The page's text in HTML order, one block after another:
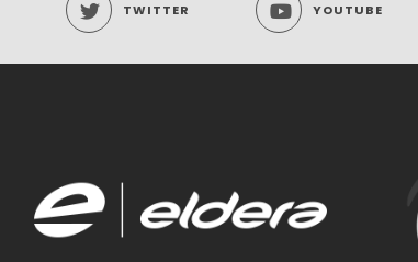
TWITTER YOUTUBE